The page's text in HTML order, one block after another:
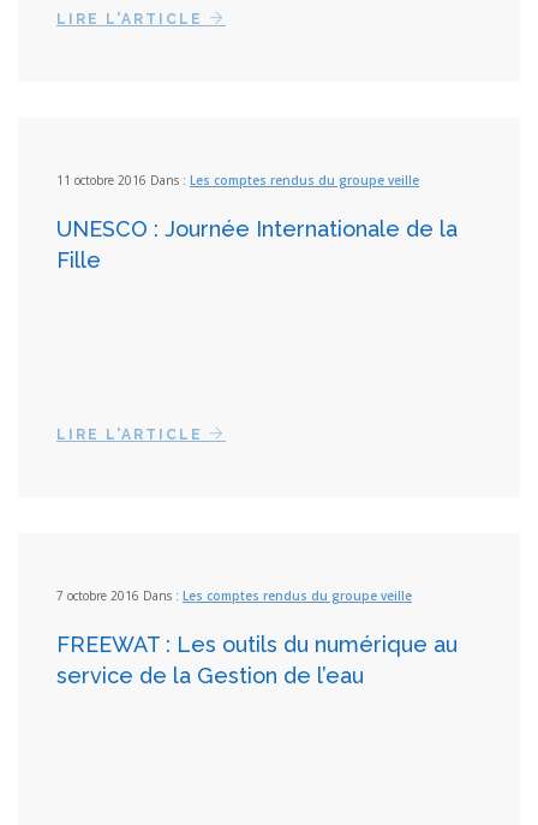
LIRE L'ARTICLE
11 octobre 2016 Dans : Les comptes rendus du groupe veille
UNESCO : Journée Internationale de la
Fille
LIRE L'ARTICLE
7 octobre 2016 Dans : Les comptes rendus du groupe veille
FREEWAT : Les outils du numérique au
service de la Gestion de l’eau